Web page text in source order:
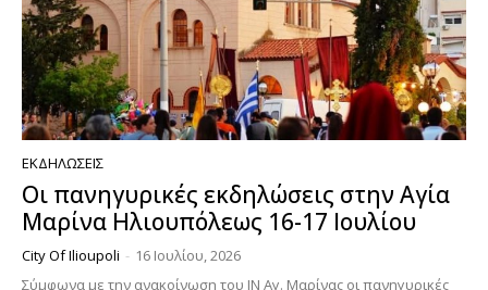
ΕΚΔΗΛΏΣΕΙΣ
Οι πανηγυρικές εκδηλώσεις στην Αγία
Μαρίνα Ηλιουπόλεως 16-17 Ιουλίου
City Of Ilioupoli - 16 Ιουλίου, 2026
Σύμφωνα με την ανακοίνωση του ΙΝ Αγ. Μαρίνας οι πανηγυρικές